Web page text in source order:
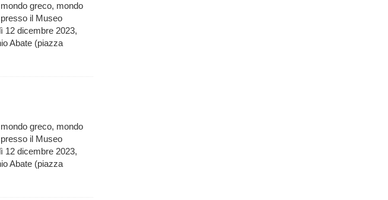
greco, mondo
il Museo
12 dicembre 2023,
Abate (piazza
greco, mondo
il Museo
12 dicembre 2023,
Abate (piazza